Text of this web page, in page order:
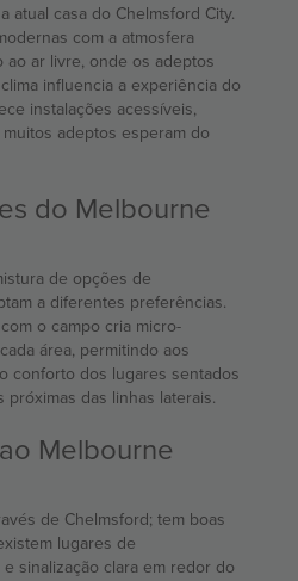
atual casa do Chelmsford City.
com a atmosfera
ar livre, onde os adeptos
influencia a experiência do
instalações acessíveis,
adeptos esperam do
do Melbourne
de opções de
a diferentes preferências.
o campo cria micro-
área, permitindo aos
conforto dos lugares sentados
das linhas laterais.
Melbourne
de Chelmsford; tem boas
lugares de
sinalização clara em redor do